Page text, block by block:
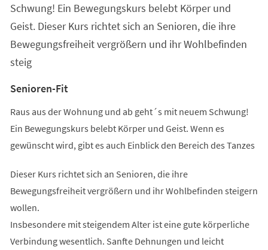
Schwung! Ein Bewegungskurs belebt Körper und
Geist. Dieser Kurs richtet sich an Senioren, die ihre
Bewegungsfreiheit vergrößern und ihr Wohlbefinden
steig
Senioren-Fit
Raus aus der Wohnung und ab geht´s mit neuem Schwung!
Ein Bewegungskurs belebt Körper und Geist. Wenn es
gewünscht wird, gibt es auch Einblick den Bereich des Tanzes
Dieser Kurs richtet sich an Senioren, die ihre
Bewegungsfreiheit vergrößern und ihr Wohlbefinden steigern
wollen.
Insbesondere mit steigendem Alter ist eine gute körperliche
Verbindung wesentlich. Sanfte Dehnungen und leicht